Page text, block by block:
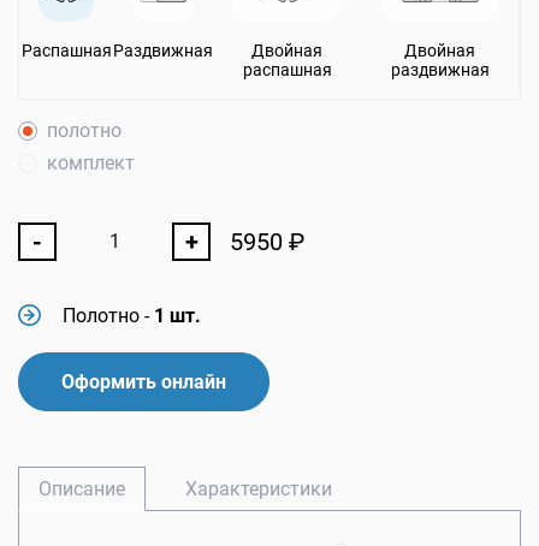
РаспашнаяРаздвижная
Двойная
распашная
Двойная
раздвижная
полотно
комплект
- + 5950 ₽
Полотно - 1 шт.
Оформить онлайн
Описание Характеристики